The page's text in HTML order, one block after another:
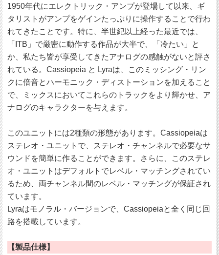
1950年代にエレクトリック・アンプが登場して以来、ギ
タリストがアンプをゲインたっぷりに操作することで行わ
れてきたことです。特に、半世紀以上経った最近では、
「ITB」で厳密に動作する作品が大半で、「冷たい」と
か、私たち皆が享受してきたアナログの感触がないと評さ
れている。Cassiopeia と Lyraは、このミッシング・リン
クに倍音とハーモニック・ディストーションを加えること
で、ミックスにおいてこれらのトラックをより輝かせ、ア
ナログのキャラクターを与えます。
このユニットには2種類の形態があります。Cassiopeiaは
ステレオ・ユニットで、ステレオ・チャンネルで必要なサ
ウンドを簡単に作ることができます。さらに、このステレ
オ・ユニットはデフォルトでレベル・マッチングされてい
るため、両チャンネル間のレベル・マッチングが保証され
ています。
Lyraはモノラル・バージョンで、Cassiopeiaと全く同じ回
路を搭載しています。
【製品仕様】